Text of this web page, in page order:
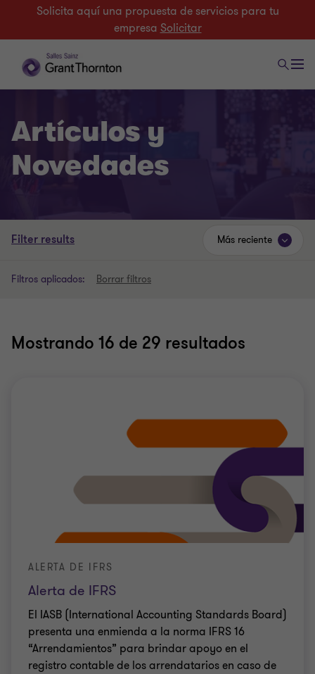
Solicita aquí una propuesta de servicios para tu
empresa Solicitar
Artículos y
Novedades
Filter results
Filtros aplicados: Borrar filtros
Mostrando 16 de 29 resultados
Más reciente
Alerta de IFRS
ALERTA DE IFRS
El IASB (International Accounting Standards Board)
presenta una enmienda a la norma IFRS 16
“Arrendamientos” para brindar apoyo en el
registro contable de los arrendatarios en caso de